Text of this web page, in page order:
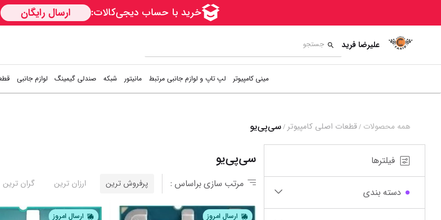
علیرضا فرید
مینی کامپیوتر لپ تاپ و لوازم جانبی مرتبط مانیتور شبکه
سوییچ شبکه
صندلی گیمینگ لوازم جانبی
کوله پشتی
همه محصولات / قطعات اصلی کامپیوتر / سی‌پی‌یو
فیلترها
دسته بندی
سی‌پی‌یو
مرتب سازی براساس : پرفروش ترین ارزان ترین گران ترین
ارسال امروز ارسال امروز